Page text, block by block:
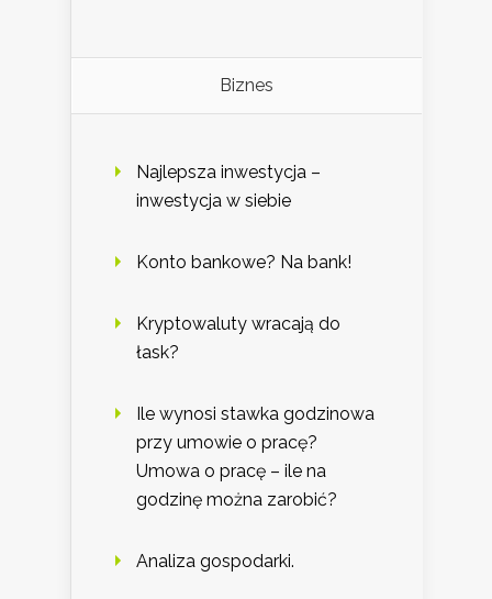
Biznes
Najlepsza inwestycja –
inwestycja w siebie
Konto bankowe? Na bank!
Kryptowaluty wracają do
łask?
Ile wynosi stawka godzinowa
przy umowie o pracę?
Umowa o pracę – ile na
godzinę można zarobić?
Analiza gospodarki.